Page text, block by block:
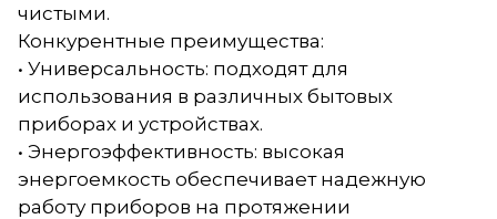
чистыми.
Конкурентные преимущества:
• Универсальность: подходят для
использования в различных бытовых
приборах и устройствах.
• Энергоэффективность: высокая
энергоемкость обеспечивает надежную
работу приборов на протяжении